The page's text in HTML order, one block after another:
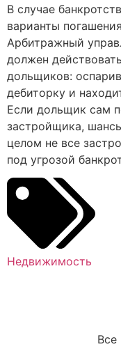
В случае
варианты
Арбитражный
должен
дольщиков:
дебиторку и
Если дольщик сам
застройщика,
целом не все
под угрозой
Недвижимость